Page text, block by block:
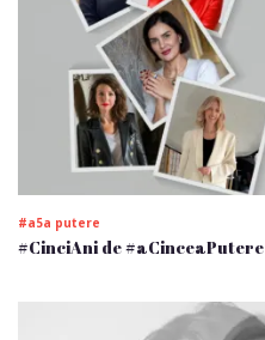
#a5a putere
#CinciAni de #aCinceaPutere